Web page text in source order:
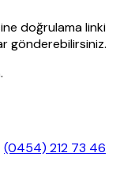
doğrulama linki
gönderebilirsiniz.
(0454) 212 73 46